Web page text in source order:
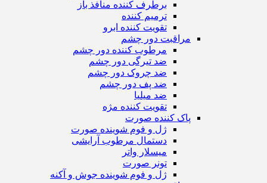
برطرف کننده منافذ باز
ترمیم کننده
تقویت کننده ابرو
مراقبت دور چشم
مرطوب کننده دور چشم
ضد تیرگی دور چشم
ضد چروک دور چشم
ضد پف دور چشم
ضد میلیا
تقویت کننده مژه
پاک کننده صورت
ژل و فوم شوینده صورت
دستمال مرطوب آرایشی
میسلار واتر
تونر صورت
ژل و فوم شوینده جوش و آکنه